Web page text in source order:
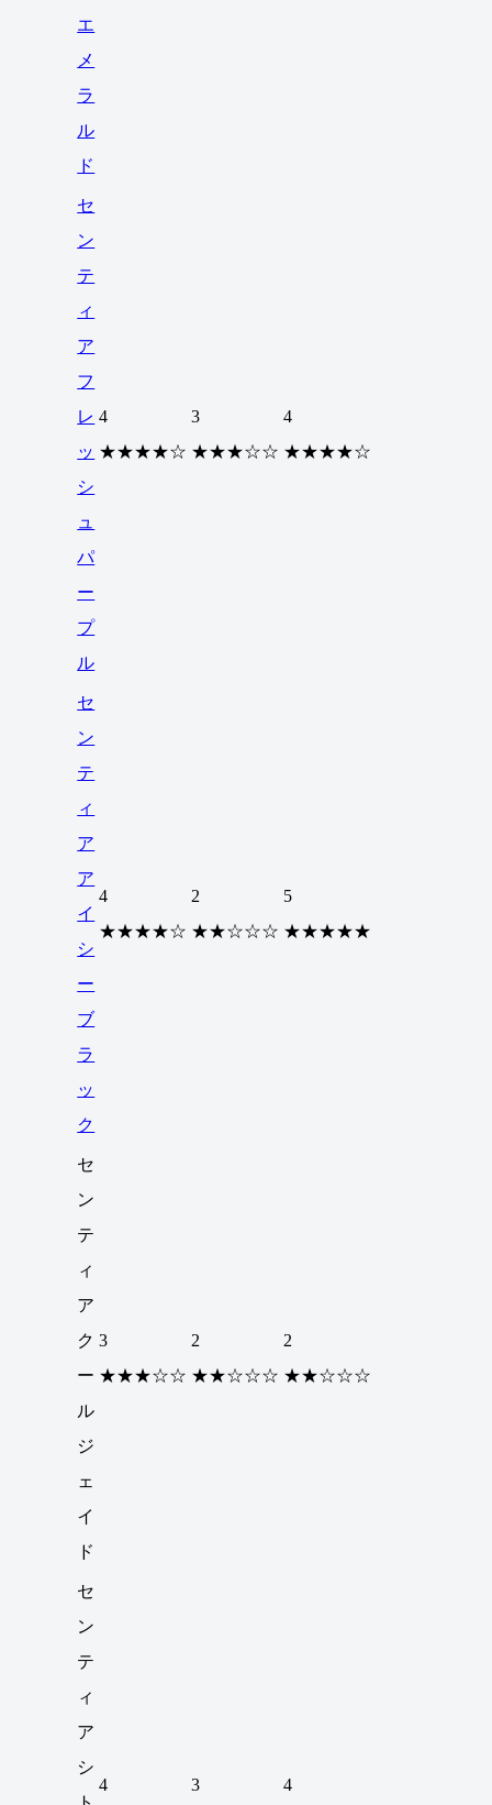
エ
メ
ラ
ル
ド
セ
ン
テ
ィ
ア
フ
レ
ッ
シ
ュ
パ
ー
プ
ル
4
★★★★☆
3
★★★☆☆
4
★★★★☆
セ
ン
テ
ィ
ア
ア
イ
シ
ー
ブ
ラ
ッ
ク
4
★★★★☆
2
★★☆☆☆
5
★★★★★
セ
ン
テ
ィ
ア
ク
ー
ル
ジ
ェ
イ
ド
3
★★★☆☆
2
★★☆☆☆
2
★★☆☆☆
セ
ン
テ
ィ
ア
シ
4 3 4